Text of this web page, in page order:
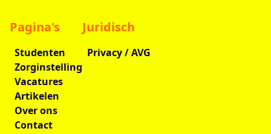
Pagina's
Studenten
Zorginstelling
Vacatures
Artikelen
Over ons
Contact
Juridisch
Privacy / AVG